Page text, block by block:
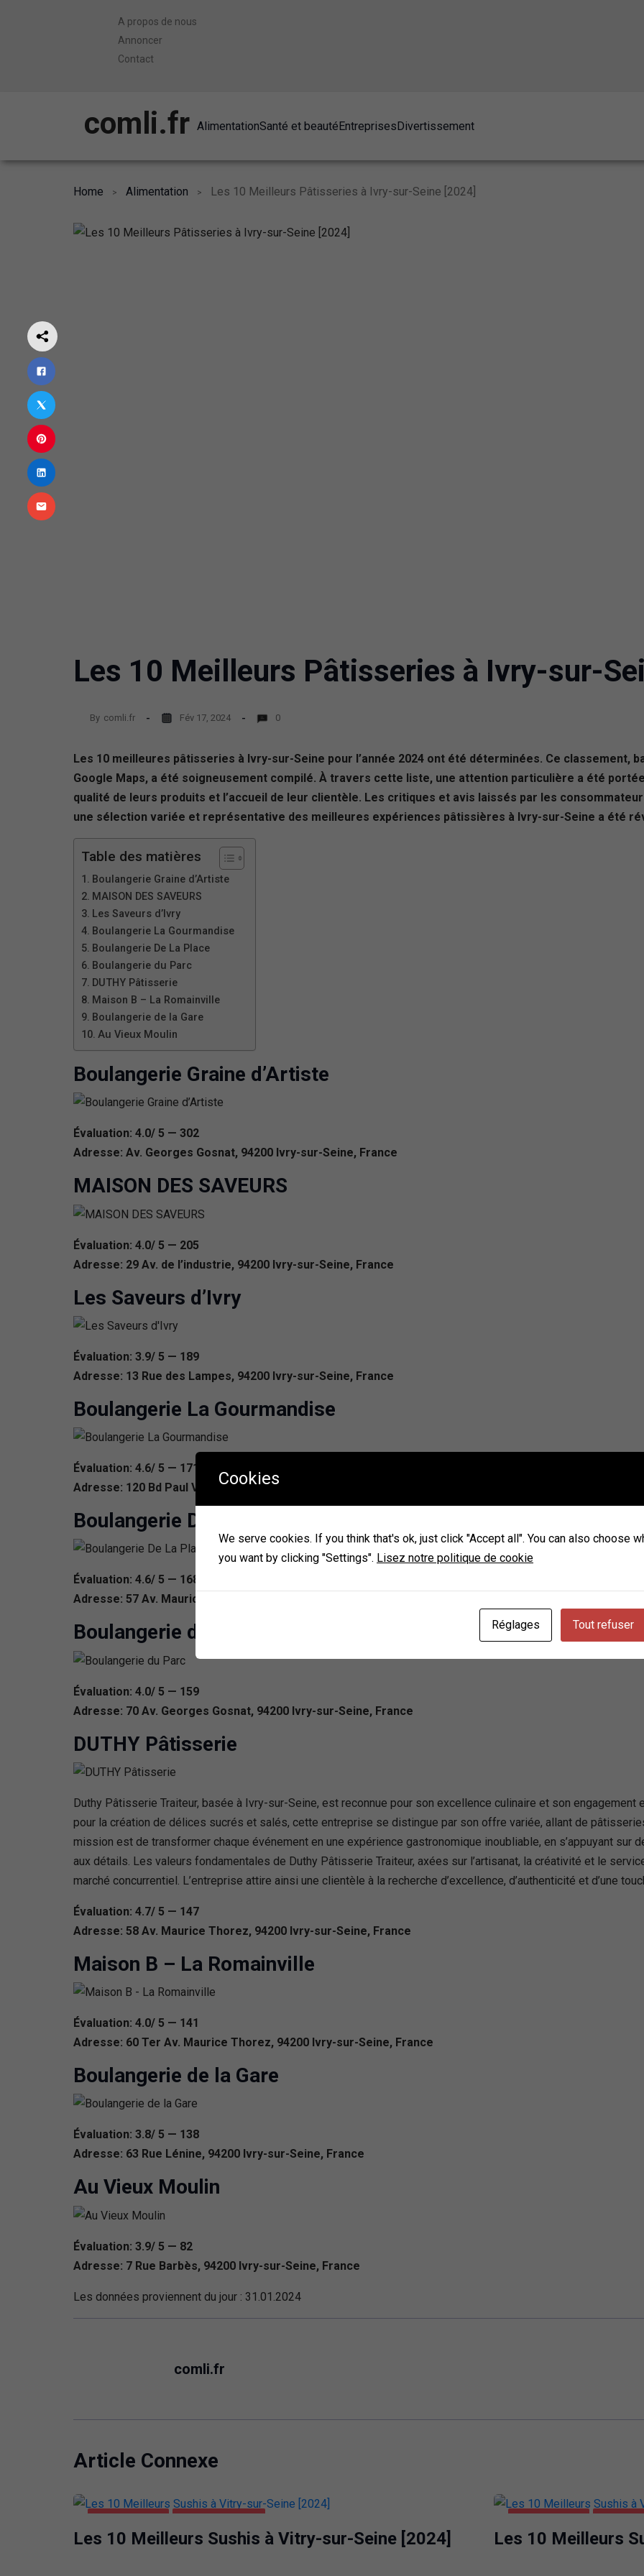
A propos de nous
Annoncer
Contact
comli.fr AlimentationSanté et beautéEntreprisesDivertissement
Home Alimentation Les 10 Meilleurs Pâtisseries à Ivry-sur-Seine [2024]
Les 10 Meilleurs Pâtisseries à Ivry-sur-
By comli.fr Fév 17, 2024 0
Les 10 meilleures pâtisseries à Ivry-sur-Seine pour l’année 2024 ont été déterminées. Ce classement,
Google Maps, a été soigneusement compilé. À travers cette liste, une attention particulière a été
qualité de leurs produits et l’accueil de leur clientèle. Les critiques et avis laissés par les
une sélection variée et représentative des meilleures expériences pâtissières à Ivry-sur-Seine a été
Table des matières
Boulangerie Graine d’Artiste
MAISON DES SAVEURS
Les Saveurs d’Ivry
Boulangerie La Gourmandise
Boulangerie De La Place
Boulangerie du Parc
DUTHY Pâtisserie
Maison B – La Romainville
Boulangerie de la Gare
Au Vieux Moulin
Boulangerie Graine d’Artiste
Évaluation: 4.0/ 5 — 302
Adresse: Av. Georges Gosnat, 94200 Ivry-sur-Seine, France
MAISON DES SAVEURS
Évaluation: 4.0/ 5 — 205
Adresse: 29 Av. de l’industrie, 94200 Ivry-sur-Seine, France
Les Saveurs d’Ivry
Évaluation: 3.9/ 5 — 189
Adresse: 13 Rue des Lampes, 94200 Ivry-sur-Seine, France
Boulangerie La Gourmandise
Évaluation: 4.6/ 5 — 171
Adresse: 120 Bd Paul Vaillant Couturier, 94200 Ivry-sur-Seine, France
Boulangerie De La Place
Évaluation: 4.6/ 5 — 168
Adresse: 57 Av. Maurice Thorez, 94200 Ivry-sur-Seine, France
Boulangerie du Parc
Évaluation: 4.0/ 5 — 159
Adresse: 70 Av. Georges Gosnat, 94200 Ivry-sur-Seine, France
DUTHY Pâtisserie
Duthy Pâtisserie Traiteur, basée à Ivry-sur-Seine, est reconnue pour son excellence culinaire et son engagement
pour la création de délices sucrés et salés, cette entreprise se distingue par son offre variée, allant de
mission est de transformer chaque événement en une expérience gastronomique inoubliable, en s’appuyant sur
aux détails. Les valeurs fondamentales de Duthy Pâtisserie Traiteur, axées sur l’artisanat, la créativité et le
marché concurrentiel. L’entreprise attire ainsi une clientèle à la recherche d’excellence, d’authenticité et d’une
Évaluation: 4.7/ 5 — 147
Adresse: 58 Av. Maurice Thorez, 94200 Ivry-sur-Seine, France
Maison B – La Romainville
Évaluation: 4.0/ 5 — 141
Adresse: 60 Ter Av. Maurice Thorez, 94200 Ivry-sur-Seine, France
Boulangerie de la Gare
Évaluation: 3.8/ 5 — 138
Adresse: 63 Rue Lénine, 94200 Ivry-sur-Seine, France
Au Vieux Moulin
Évaluation: 3.9/ 5 — 82
Adresse: 7 Rue Barbès, 94200 Ivry-sur-Seine, France
Les données proviennent du jour : 31.01.2024
comli.fr
Article Connexe
Les 10 Meilleurs Sushis à Vitry-sur-Seine [2024] Les 10 Meilleurs
Cookies
We serve cookies. If you think that's ok, just click "Accept all". You can also choose
you want by clicking "Settings". Lisez notre politique de cookie
Réglages Tout refuser